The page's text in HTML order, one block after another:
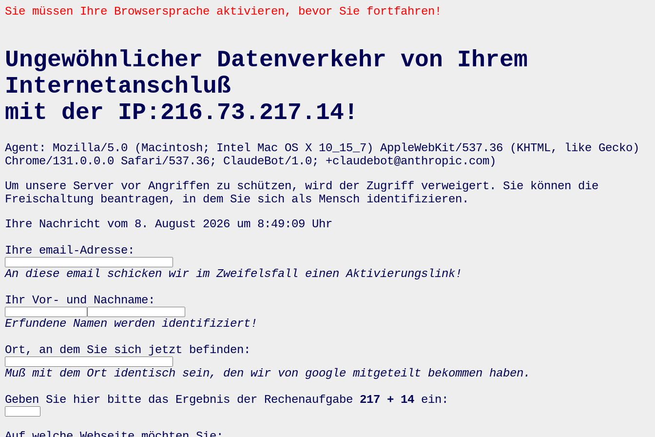
Sie müssen Ihre Browsersprache aktivieren, bevor Sie fortfahren!
Ungewöhnlicher Datenverkehr von Ihrem
Internetanschluß
mit der IP:216.73.217.14!
Agent: Mozilla/5.0 (Macintosh; Intel Mac OS X 10_15_7) AppleWebKit/537.36 (KHTML, like Gecko)
Chrome/131.0.0.0 Safari/537.36; ClaudeBot/1.0; +claudebot@anthropic.com)
Um unsere Server vor Angriffen zu schützen, wird der Zugriff verweigert. Sie können die
Freischaltung beantragen, in dem Sie sich als Mensch identifizieren.
Ihre Nachricht vom 8. August 2026 um 8:49:09 Uhr
Ihre email-Adresse:
An diese email schicken wir im Zweifelsfall einen Aktivierungslink!
Ihr Vor- und Nachname:
Erfundene Namen werden identifiziert!
Ort, an dem Sie sich jetzt befinden:
Muß mit dem Ort identisch sein, den wir von google mitgeteilt bekommen haben.
Geben Sie hier bitte das Ergebnis der Rechenaufgabe 217 + 14 ein: